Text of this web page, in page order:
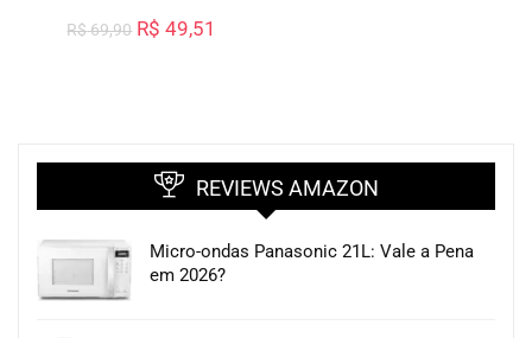
R$69,90 R$ 49,51
REVIEWS AMAZON
Micro-ondas Panasonic 21L: Vale a Pena
em 2026?